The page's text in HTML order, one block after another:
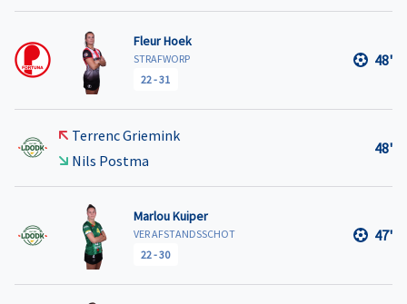
Fleur Hoek
STRAFWORP
22-31
48'
Terrenc Griemink
Nils Postma
48'
Marlou Kuiper
VER AFSTANDSSCHOT
22-30
47'